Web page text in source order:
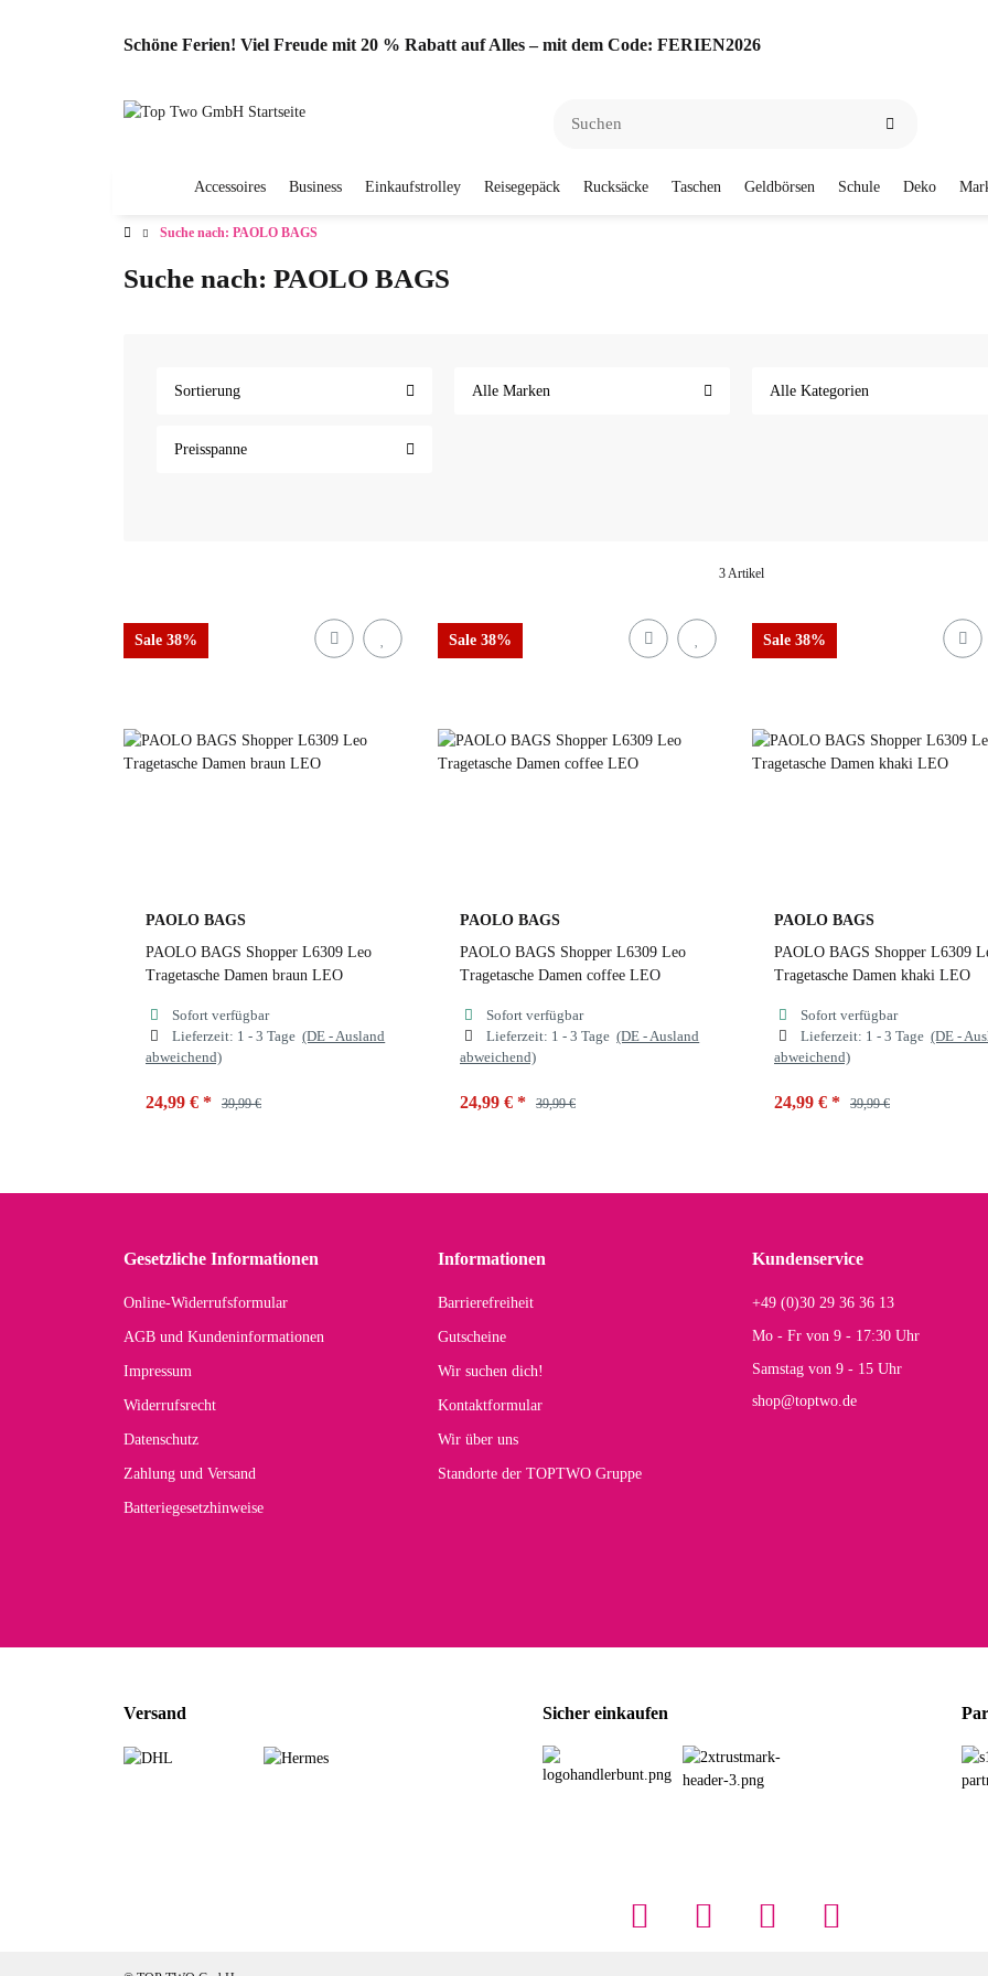
Schöne Ferien! Viel Freude mit 20 % Rabatt auf Alles – mit dem Code: FERIEN2026
Accessoires Business Einkaufstrolley Reisegepäck Rucksäcke Taschen Geldbörsen Schule Deko
Suche nach: PAOLO BAGS
Suche nach: PAOLO BAGS
Sortierung Alle Marken Alle Kategorien
Preisspanne
3 Artikel
Sale 38%
PAOLO BAGS
PAOLO BAGS Shopper L6309 Leo
Tragetasche Damen braun LEO
Sofort verfügbar
Lieferzeit: 1 - 3 Tage(DE - Ausland
abweichend)
24,99 € * 39,99 €
Sale 38%
PAOLO BAGS
PAOLO BAGS Shopper L6309 Leo
Tragetasche Damen coffee LEO
Sofort verfügbar
Lieferzeit: 1 - 3 Tage(DE - Ausland
abweichend)
24,99 € * 39,99 €
Sale 38%
PAOLO BAGS
PAOLO BAGS Shopper L6309
Tragetasche Damen khaki LEO
Sofort verfügbar
Lieferzeit: 1 - 3 Tage(DE -
abweichend)
24,99 € * 39,99 €
Gesetzliche Informationen
Online-Widerrufsformular
AGB und Kundeninformationen
Impressum
Widerrufsrecht
Datenschutz
Zahlung und Versand
Batteriegesetzhinweise
Informationen
Barrierefreiheit
Gutscheine
Wir suchen dich!
Kontaktformular
Wir über uns
Standorte der TOPTWO Gruppe
Kundenservice
+49 (0)30 29 36 36 13
Mo - Fr von 9 - 17:30 Uhr
Samstag von 9 - 15 Uhr
shop@toptwo.de
Versand Sicher einkaufen